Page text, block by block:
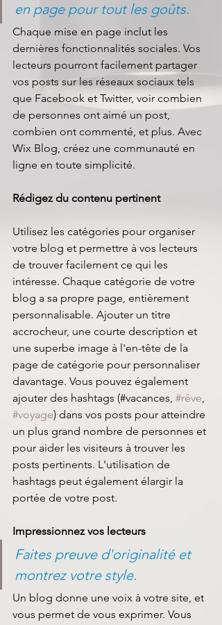
en page pour tout les goûts.
Chaque mise en page inclut les
dernières fonctionnalités sociales. Vos
lecteurs pourront facilement partager
vos posts sur les réseaux sociaux tels
que Facebook et Twitter, voir combien
de personnes ont aimé un post,
combien ont commenté, et plus. Avec
Wix Blog, créez une communauté en
ligne en toute simplicité.
Rédigez du contenu pertinent
Utilisez les catégories pour organiser
votre blog et permettre à vos lecteurs
de trouver facilement ce qui les
intéresse. Chaque catégorie de votre
blog a sa propre page, entièrement
personnalisable. Ajouter un titre
accrocheur, une courte description et
une superbe image à l'en-tête de la
page de catégorie pour personnaliser
davantage. Vous pouvez également
ajouter des hashtags (#vacances, #rêve,
#voyage) dans vos posts pour atteindre
un plus grand nombre de personnes et
pour aider les visiteurs à trouver les
posts pertinents. L'utilisation de
hashtags peut également élargir la
portée de votre post.
Impressionnez vos lecteurs
Faites preuve d'originalité et
montrez votre style.
Un blog donne une voix à votre site, et
vous permet de vous exprimer. Vous